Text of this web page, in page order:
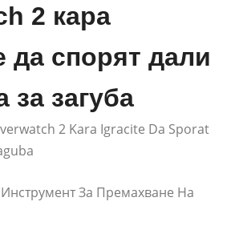
2 кара
да спорят дали
за загуба
2 Kara Igracite Da Sporat
За Премахване На